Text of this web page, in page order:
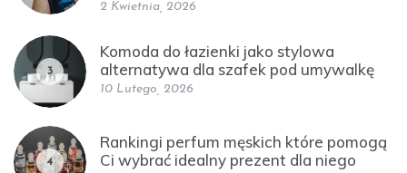
2 Kwietnia, 2026
3
Komoda do łazienki jako stylowa
alternatywa dla szafek pod umywalkę
10 Lutego, 2026
4
Rankingi perfum męskich które pomogą
Ci wybrać idealny prezent dla niego